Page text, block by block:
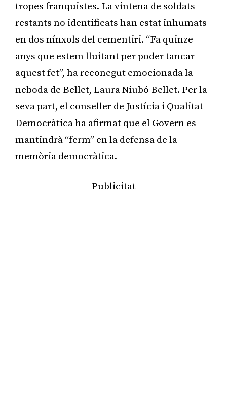
tropes franquistes. La vintena de soldats
restants no identificats han estat inhumats
en dos nínxols del cementiri. “Fa quinze
anys que estem lluitant per poder tancar
aquest fet”, ha reconegut emocionada la
neboda de Bellet, Laura Niubó Bellet. Per la
seva part, el conseller de Justícia i Qualitat
Democràtica ha afirmat que el Govern es
mantindrà “ferm” en la defensa de la
memòria democràtica.
Publicitat